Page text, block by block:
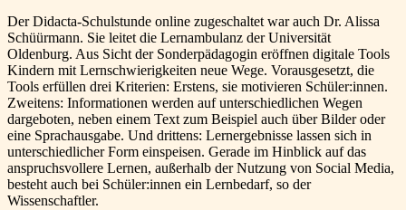
Der Didacta-Schulstunde online zugeschaltet war auch Dr. Alissa
Schüürmann. Sie leitet die Lernambulanz der Universität
Oldenburg. Aus Sicht der Sonderpädagogin eröffnen digitale Tools
Kindern mit Lernschwierigkeiten neue Wege. Vorausgesetzt, die
Tools erfüllen drei Kriterien: Erstens, sie motivieren Schüler:innen.
Zweitens: Informationen werden auf unterschiedlichen Wegen
dargeboten, neben einem Text zum Beispiel auch über Bilder oder
eine Sprachausgabe. Und drittens: Lernergebnisse lassen sich in
unterschiedlicher Form einspeisen. Gerade im Hinblick auf das
anspruchsvollere Lernen, außerhalb der Nutzung von Social Media,
besteht auch bei Schüler:innen ein Lernbedarf, so der
Wissenschaftler.